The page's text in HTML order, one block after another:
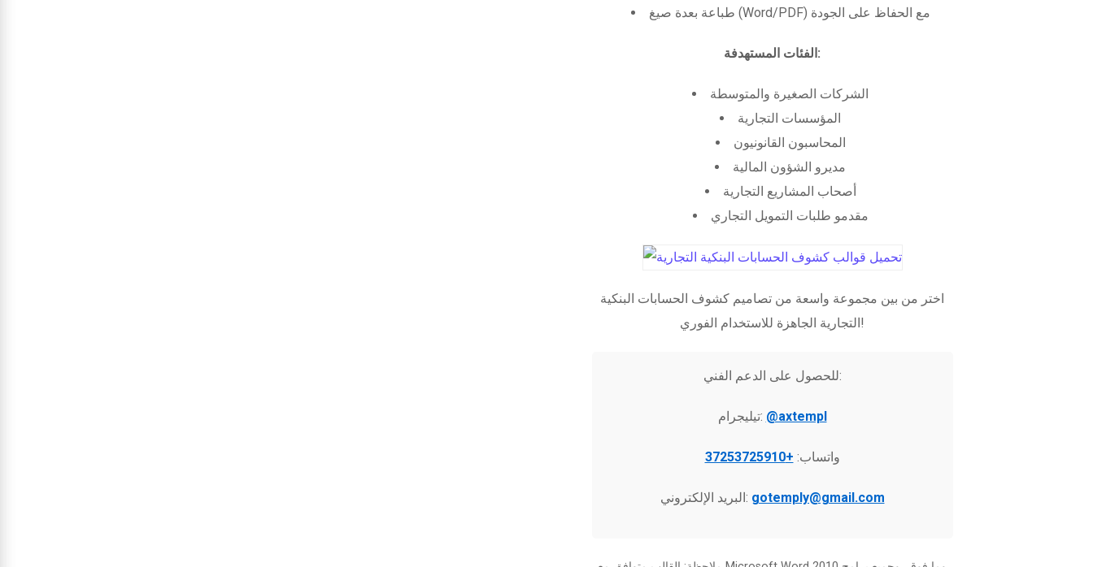
طباعة بعدة صيغ (Word/PDF) مع الحفاظ على الجودة
الفئات المستهدفة:
الشركات الصغيرة والمتوسطة
المؤسسات التجارية
المحاسبون القانونيون
مديرو الشؤون المالية
أصحاب المشاريع التجارية
مقدمو طلبات التمويل التجاري
اختر من بين مجموعة واسعة من تصاميم كشوف الحسابات البنكية
التجارية الجاهزة للاستخدام الفوري!
للحصول على الدعم الفني:
تيليجرام: @axtempl
واتساب: +37253725910
البريد الإلكتروني: gotemply@gmail.com